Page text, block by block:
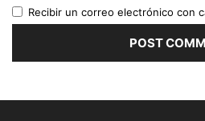
Recibir un correo electrónico con